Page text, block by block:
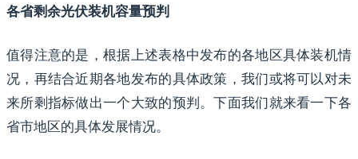
各省剩余光伏装机容量预判
值得注意的是，根据上述表格中发布的各地区具体装机情
况，再结合近期各地发布的具体政策，我们或将可以对未
来所剩指标做出一个大致的预判。下面我们就来看一下各
省市地区的具体发展情况。